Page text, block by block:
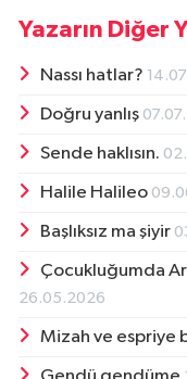
Yazarın Diğer
Nassı hatlar?
Doğru yanlış
Sende haklısın.
Halile Halileo
Başlıksız ma şiyir
Çocukluğumda
26.05.2026
Mizah ve espriye